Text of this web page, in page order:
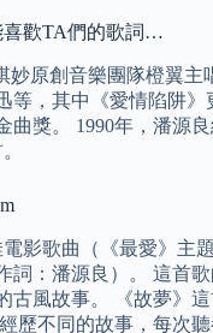
喜歡TA們的歌詞…
妙原創音樂團隊橙翼
等，其中《愛情陷阱
曲獎。 1990年，潘
影歌曲（《最愛》
詞：潘源良）。 這
古風故事。 《故夢》
歷不同的故事，每次聽